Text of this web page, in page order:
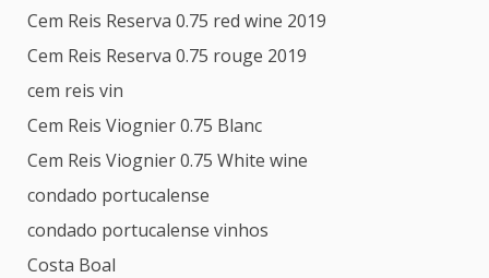
Cem Reis Reserva 0.75 red wine 2019
Cem Reis Reserva 0.75 rouge 2019
cem reis vin
Cem Reis Viognier 0.75 Blanc
Cem Reis Viognier 0.75 White wine
condado portucalense
condado portucalense vinhos
Costa Boal